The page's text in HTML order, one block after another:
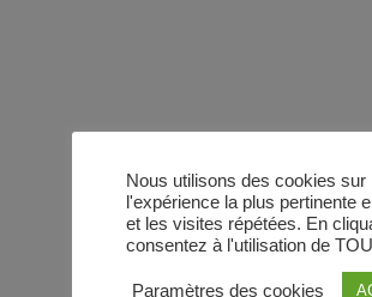
Nous utilisons des cookies
l'expérience la plus pertinente
et les visites répétées. En
consentez à l'utilisation de
Paramètres des cookies